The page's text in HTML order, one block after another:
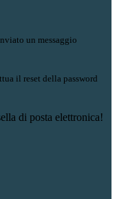
un messaggio
il reset della password
di posta elettronica!